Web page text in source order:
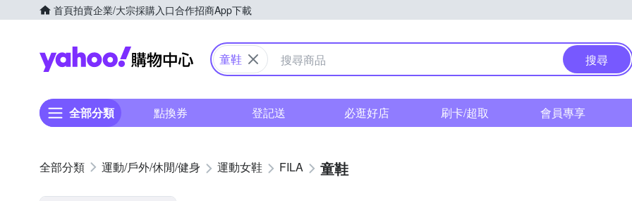
首頁拍賣企業/大宗採購入口合作招商App下載
Yahoo購物中心
童鞋 搜尋
全部分類 點換券 登記送 必逛好店 刷卡/超取 會員專享
運動/戶外/休閒/健身 運動女鞋 FILA 童鞋